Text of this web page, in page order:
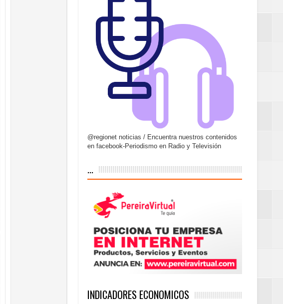
@regionet noticias / Encuentra nuestros contenidos
en facebook-Periodismo en Radio y Televisión
...
INDICADORES ECONOMICOS